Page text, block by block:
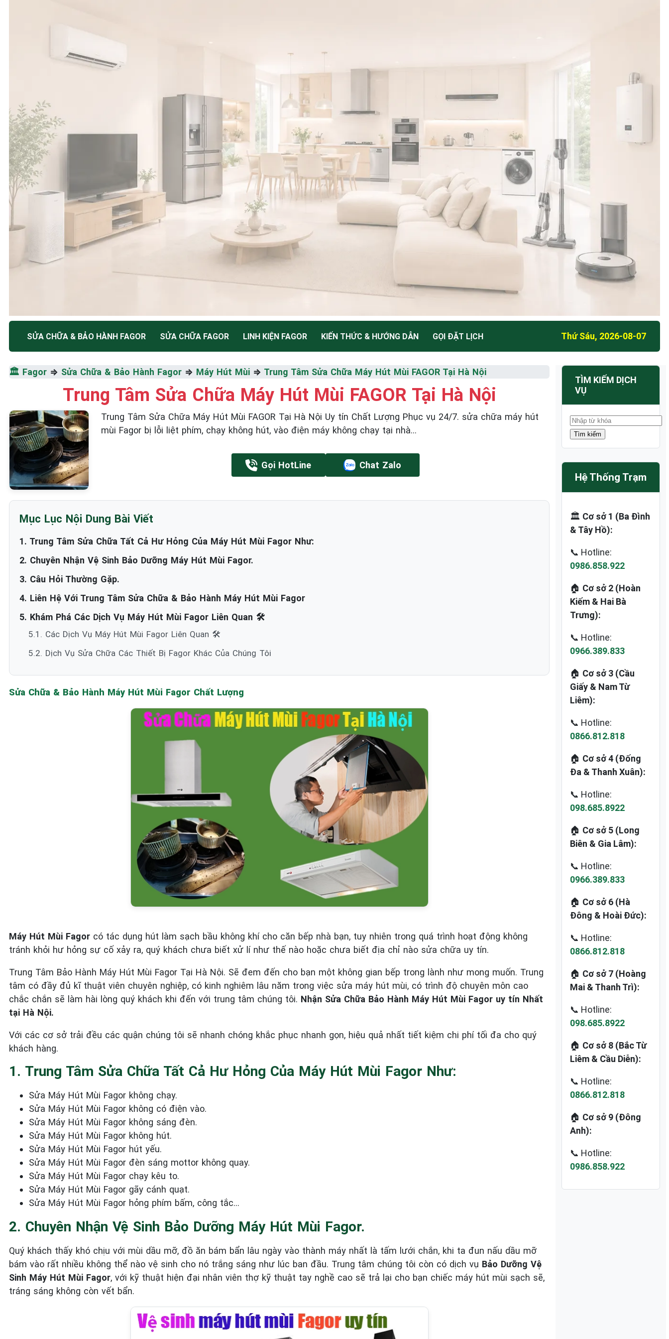
TRUNG TÂM BẢO HÀNH ĐIỆN MÁY HÀ NỘI
SỬA CHỮA & BẢO HÀNH
FAGOR
Tốc Độ Tối Đa • Chất Lượng Tối Ưu • Chi Phí Tối Thiểu
☎️ 09.86.85.89.22
SỬA CHỮA & BẢO HÀNH FAGOR SỬA CHỮA FAGOR LINH KIỆN FAGOR KIẾN THỨC & HƯỚNG DẪN GỌI ĐẶT LỊCH Thứ Sáu, 2026-08-07
🏛️ Fagor ⇒ Sửa Chữa & Bảo Hành Fagor ⇒ Máy Hút Mùi ⇒ Trung Tâm Sửa Chữa Máy Hút Mùi FAGOR Tại Hà Nội
Trung Tâm Sửa Chữa Máy Hút Mùi FAGOR Tại Hà Nội
Trung Tâm Sửa Chữa Máy Hút Mùi FAGOR Tại Hà Nội Uy tín Chất Lượng Phục vụ 24/7. sửa chữa máy hút
mùi Fagor bị lỗi liệt phím, chạy không hút, vào điện máy không chạy tại nhà...
Gọi HotLine Chat Zalo
Mục Lục Nội Dung Bài Viết
1. Trung Tâm Sửa Chữa Tất Cả Hư Hỏng Của Máy Hút Mùi Fagor Như:
2. Chuyên Nhận Vệ Sinh Bảo Dưỡng Máy Hút Mùi Fagor.
3. Câu Hỏi Thường Gặp.
4. Liên Hệ Với Trung Tâm Sửa Chữa & Bảo Hành Máy Hút Mùi Fagor
5. Khám Phá Các Dịch Vụ Máy Hút Mùi Fagor Liên Quan 🛠️
5.1. Các Dịch Vụ Máy Hút Mùi Fagor Liên Quan 🛠️
5.2. Dịch Vụ Sửa Chữa Các Thiết Bị Fagor Khác Của Chúng Tôi
Sửa Chữa & Bảo Hành Máy Hút Mùi Fagor Chất Lượng
Máy Hút Mùi Fagor có tác dụng hút làm sạch bầu không khí cho căn bếp nhà bạn, tuy nhiên trong quá trình hoạt động không
tránh khỏi hư hỏng sự cố xảy ra, quý khách chưa biết xử lí như thế nào hoặc chưa biết địa chỉ nào sửa chữa uy tín.
Trung Tâm Bảo Hành Máy Hút Mùi Fagor Tại Hà Nội. Sẽ đem đến cho bạn một không gian bếp trong lành như mong muốn. Trung
tâm có đầy đủ kĩ thuật viên chuyên nghiệp, có kinh nghiêm lâu năm trong việc sửa máy hút mùi, có trình độ chuyên môn cao
chắc chắn sẽ làm hài lòng quý khách khi đến với trung tâm chúng tôi. Nhận Sửa Chữa Bảo Hành Máy Hút Mùi Fagor uy tín Nhất
tại Hà Nội.
Với các cơ sở trải đều các quận chúng tôi sẽ nhanh chóng khắc phục nhanh gọn, hiệu quả nhất tiết kiệm chi phí tối đa cho quý
khách hàng.
1. Trung Tâm Sửa Chữa Tất Cả Hư Hỏng Của Máy Hút Mùi Fagor Như:
Sửa Máy Hút Mùi Fagor không chạy.
Sửa Máy Hút Mùi Fagor không có điện vào.
Sửa Máy Hút Mùi Fagor không sáng đèn.
Sửa Máy Hút Mùi Fagor không hút.
Sửa Máy Hút Mùi Fagor hút yếu.
Sửa Máy Hút Mùi Fagor đèn sáng mottor không quay.
Sửa Máy Hút Mùi Fagor chạy kêu to.
Sửa Máy Hút Mùi Fagor gãy cánh quạt.
Sửa Máy Hút Mùi Fagor hỏng phím bấm, công tắc…
2. Chuyên Nhận Vệ Sinh Bảo Dưỡng Máy Hút Mùi Fagor.
Quý khách thấy khó chịu với mùi dầu mỡ, đồ ăn bám bẩn lâu ngày vào thành máy nhất là tấm lưới chắn, khi ta đun nấu dầu mỡ
bám vào rất nhiều không thể nào vệ sinh cho nó trắng sáng như lúc ban đầu. Trung tâm chúng tôi còn có dịch vụ Bảo Dưỡng Vệ
Sinh Máy Hút Mùi Fagor, với kỹ thuật hiện đại nhân viên thợ kỹ thuật tay nghề cao sẽ trả lại cho bạn chiếc máy hút mùi sạch sẽ,
tráng sáng không còn vết bẩn.
TÌM KIẾM DỊCH
VỤ
Hệ Thống Trạm
🏛️ Cơ sở 1 (Ba Đình
& Tây Hồ):
📞 Hotline:
0986.858.922
🏠 Cơ sở 2 (Hoàn
Kiếm & Hai Bà
Trưng):
📞 Hotline:
0966.389.833
🏠 Cơ sở 3 (Cầu
Giấy & Nam Từ
Liêm):
📞 Hotline:
0866.812.818
🏠 Cơ sở 4 (Đống
Đa & Thanh Xuân):
📞 Hotline:
098.685.8922
🏠 Cơ sở 5 (Long
Biên & Gia Lâm):
📞 Hotline:
0966.389.833
🏠 Cơ sở 6 (Hà
Đông & Hoài Đức):
📞 Hotline:
0866.812.818
🏠 Cơ sở 7 (Hoàng
Mai & Thanh Trì):
📞 Hotline:
098.685.8922
🏠 Cơ sở 8 (Bắc Từ
Liêm & Cầu Diễn):
📞 Hotline:
0866.812.818
🏠 Cơ sở 9 (Đông
Anh):
📞 Hotline:
0986.858.922